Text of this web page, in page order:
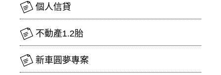
個人信貸
不動產1.2胎
新車圓夢專案